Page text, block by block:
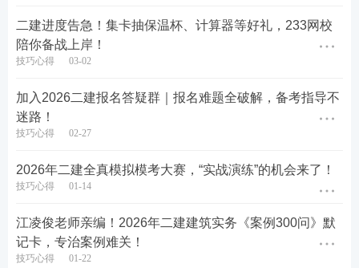
领取步骤：
2️⃣分享海报，发给好友扫码助力（可查助力记录）；
3️⃣2人助力成功后，点兑换即可获取。
注：付费用户可直接在233网校APP-我的资料包下
二建进度告急！集卡抽保温杯、计算器等好礼，233网校
陪你备战上岸！
技巧心得 03-02
加入2026二建报名答疑群｜报名难题全破解，备考指导不
迷路！
技巧心得 02-27
2026年二建全真模拟模考大赛，“实战演练”的机会来了！
技巧心得 01-14
江凌俊老师亲编！2026年二建建筑实务《案例300问》默
记卡，专治案例难关！
技巧心得 01-22